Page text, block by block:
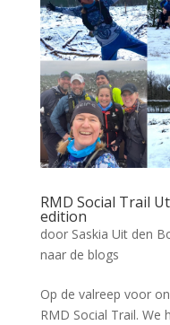
RMD Social Trail
edition
door Saskia Uit den
naar de blogs
Op de valreep voor
RMD Social Trail. We